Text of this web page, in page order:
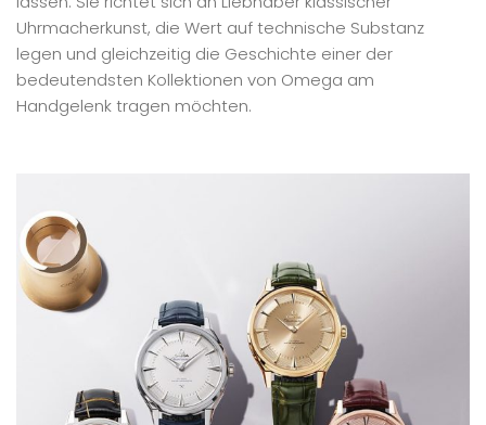
Uhrmacherkunst, die Wert auf technische Substanz
legen und gleichzeitig die Geschichte einer der
bedeutendsten Kollektionen von Omega am
Handgelenk tragen möchten.